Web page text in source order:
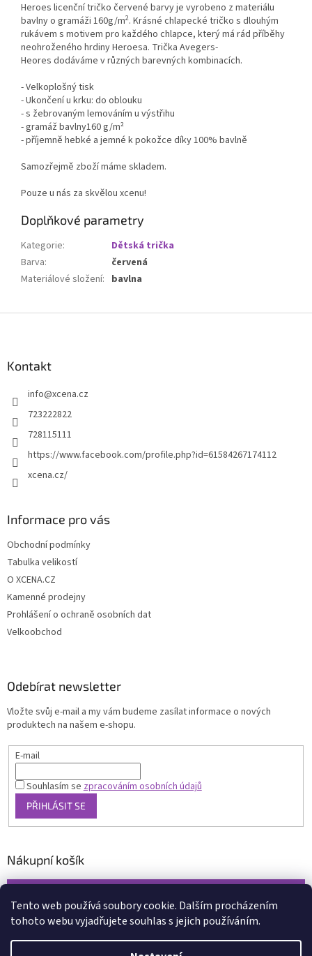
Tento web používá soubory cookie. Dalším procházením
tohoto webu vyjadřujete souhlas s jejich používáním.
Heroes licenční tričko červené barvy je vyrobeno z materiálu
bavlny o gramáži 160g/m2. Krásné chlapecké tričko s dlouhým
rukávem s motivem pro každého chlapce, který má rád příběhy
neohroženého hrdiny Heroesa. Trička Avegers-
Heores dodáváme v různých barevných kombinacích.
- Velkoplošný tisk
- Ukončení u krku: do oblouku
- s žebrovaným lemováním u výstřihu
- gramáž bavlny160 g/m²
- příjemně hebké a jemné k pokožce díky 100% bavlně
Samozřejmě zboží máme skladem.
Pouze u nás za skvělou xcenu!
Doplňkové parametry
Kategorie:
Dětská trička
Barva:
červená
Materiálové složení: bavlna
Kontakt
info@xcena.cz
723222822
728115111
https://www.facebook.com/profile.php?id=61584267174112
xcena.cz/
Informace pro vás
Obchodní podmínky
Tabulka velikostí
O XCENA.CZ
Kamenné prodejny
Prohlášení o ochraně osobních dat
Velkoobchod
Odebírat newsletter
Vložte svůj e-mail a my vám budeme zasílat informace o nových
produktech na našem e-shopu.
E-mail
Souhlasím sezpracováním osobních údajů
PŘIHLÁSIT SE
Nákupní košík
Vytvořil Shoptet